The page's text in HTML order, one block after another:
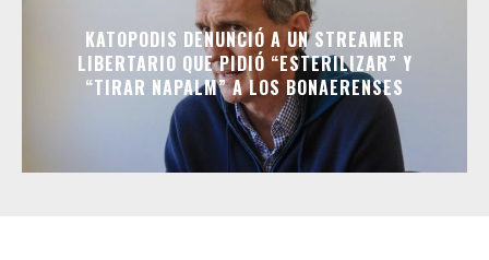
KATOPODIS DENUNCIÓ A UN STREAMER
LIBERTARIO QUE PIDIÓ “ESTERILIZAR” Y
“TIRAR NAPALM” A LOS BONAERENSES